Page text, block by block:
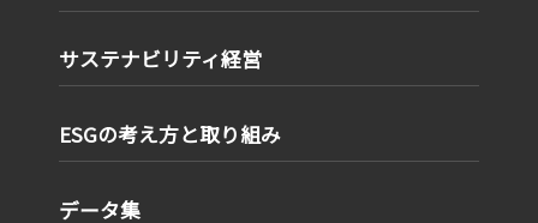
サステナビリティ経営
ESGの考え方と取り組み
データ集